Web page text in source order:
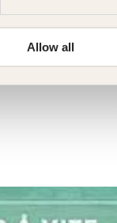
Allow all